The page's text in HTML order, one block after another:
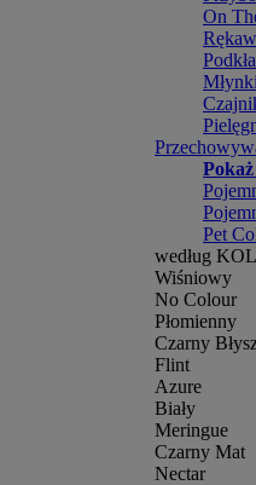
On
Pet
według
Wiśniowy
No Colour
Płomienny
Czarny
Flint
Azure
Biały
Meringue
Czarny Mat
Nectar